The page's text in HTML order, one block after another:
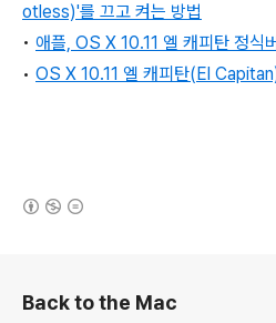
otless)'를 끄고 켜는 방법
• 애플, OS X 10.11 엘 캐피탄 정식
• OS X 10.11 엘 캐피탄(El
Back to the Mac